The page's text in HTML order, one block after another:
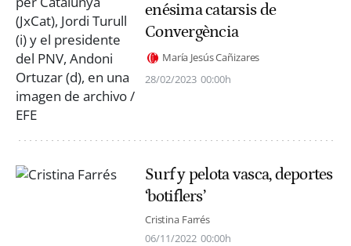
enésima catarsis de
Convergència
María Jesús Cañizares
28/02/2023 00:00h
Surf y pelota vasca, deportes
‘botiflers’
Cristina Farrés
06/11/2022 00:00h